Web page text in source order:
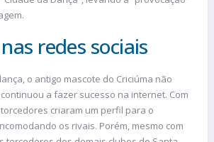
redes sociais
o antigo mascote do Criciúma não
a fazer sucesso na internet. Com
criaram um perfil para o
os rivais. Porém, mesmo com